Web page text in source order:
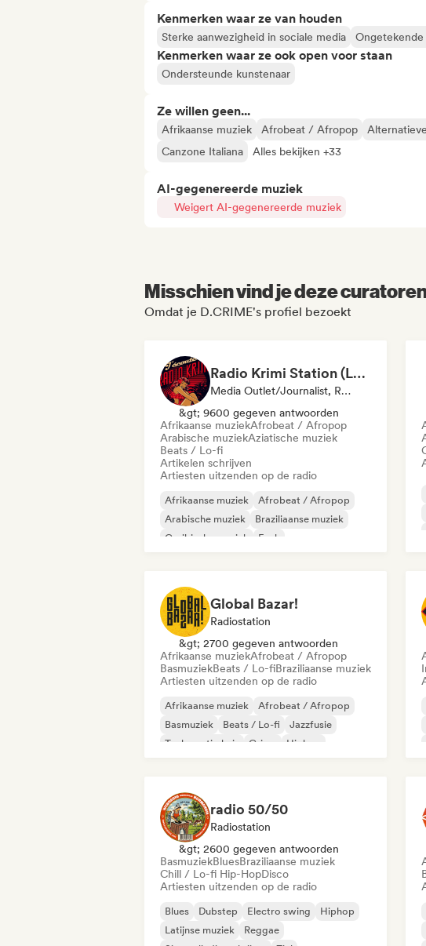
Kenmerken waar ze van houden
Sterke aanwezigheid in sociale media Ongetekende
Kenmerken waar ze ook open voor staan
Ondersteunde kunstenaar
Ze willen geen...
Afrikaanse muziek Afrobeat / Afropop
Canzone Italiana
Alles bekijken +33
AI-gegenereerde muziek
Weigert AI-gegenereerde muziek
Misschien vind je deze
Omdat je D.CRIME's profiel bezoekt
Radio Krimi Station (La Radio)
Media Outlet/Journalist, Radiostation
&gt; 9600 gegeven antwoorden
Afrikaanse muziekAfrobeat / Afropop
Arabische muziekAziatische muziek
Beats / Lo-fi
Artikelen schrijven
Artiesten uitzenden op de radio
Afrikaanse muziek
Afrobeat / Afropop
Arabische muziek
Braziliaanse muziek
Caribische muziek
Funk
Global Bazar!
Radiostation
&gt; 2700 gegeven antwoorden
Afrikaanse muziekAfrobeat / Afropop
BasmuziekBeats / Lo-fiBraziliaanse muziek
Artiesten uitzenden op de radio
Afrikaanse muziek
Afrobeat / Afropop
Basmuziek
Beats / Lo-fi
Jazzfusie
Toekomstig huis
Grime Hiphop
radio 50/50
Radiostation
&gt; 2600 gegeven antwoorden
BasmuziekBluesBraziliaanse muziek
Chill / Lo-fi Hip-HopDisco
Artiesten uitzenden op de radio
Blues Dubstep Electro swing
Hiphop
Latijnse muziek
Reggae